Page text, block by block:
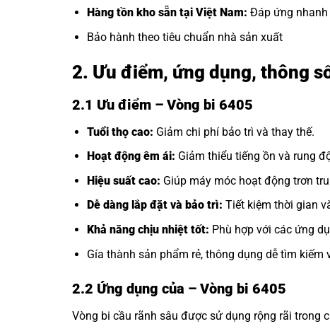
Hàng tồn kho sẵn tại Việt Nam: Đáp ứng nhanh
Bảo hành theo tiêu chuẩn nhà sản xuất
2. Ưu điểm, ứng dụng, thông
2.1 Ưu điểm – Vòng bi 6405
Tuổi thọ cao: Giảm chi phí bảo trì và thay thế.
Hoạt động êm ái: Giảm thiểu tiếng ồn và rung
Hiệu suất cao: Giúp máy móc hoạt động trơn
Dễ dàng lắp đặt và bảo trì: Tiết kiệm thời gian
Khả năng chịu nhiệt tốt: Phù hợp với các ứng
Gía thành sản phẩm rẻ, thông dụng dễ tìm
2.2 Ứng dụng của – Vòng bi 6405
Vòng bi cầu rãnh sâu được sử dụng rộng rãi trong